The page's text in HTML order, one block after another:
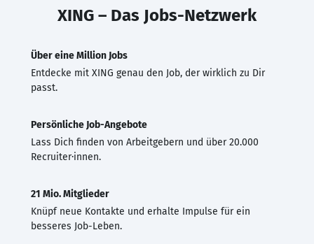
XING – Das Jobs-Netzwerk
Über eine Million Jobs
Entdecke mit XING genau den Job, der wirklich zu Dir
passt.
Persönliche Job-Angebote
Lass Dich finden von Arbeitgebern und über 20.000
Recruiter·innen.
21 Mio. Mitglieder
Knüpf neue Kontakte und erhalte Impulse für ein
besseres Job-Leben.